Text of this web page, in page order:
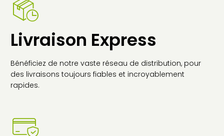
Livraison Express
Bénéficiez de notre vaste réseau de distribution, pour
des livraisons toujours fiables et incroyablement
rapides.